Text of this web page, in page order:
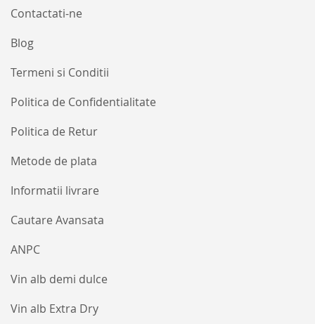
Termeni si Conditii
Politica de Confidentialitate
Politica de Retur
Metode de plata
Informatii livrare
Cautare Avansata
ANPC
Vin alb demi dulce
Vin alb Extra Dry
Contactati-ne
Blog